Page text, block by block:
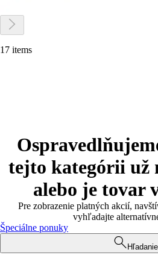
17 items
tejto kategórii už
alebo je tovar
Pre zobrazenie platných akcií,
vyhľadajte
Špeciálne ponuky
Hľadanie